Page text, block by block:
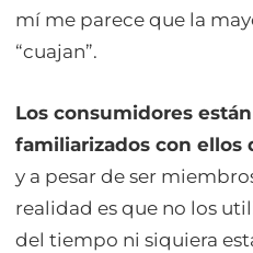
mí me parece que la
“cuajan”.
Los consumidores
familiarizados con ellos
y a pesar de ser
realidad es que no los
del tiempo ni siquiera